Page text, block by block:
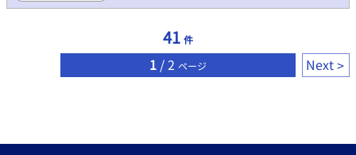
41 件
1 / 2 ページ Next